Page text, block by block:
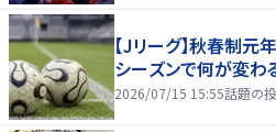
【Jリーグ】秋春制
シーズンで何が変わ
2026/07/15 15:55話題の